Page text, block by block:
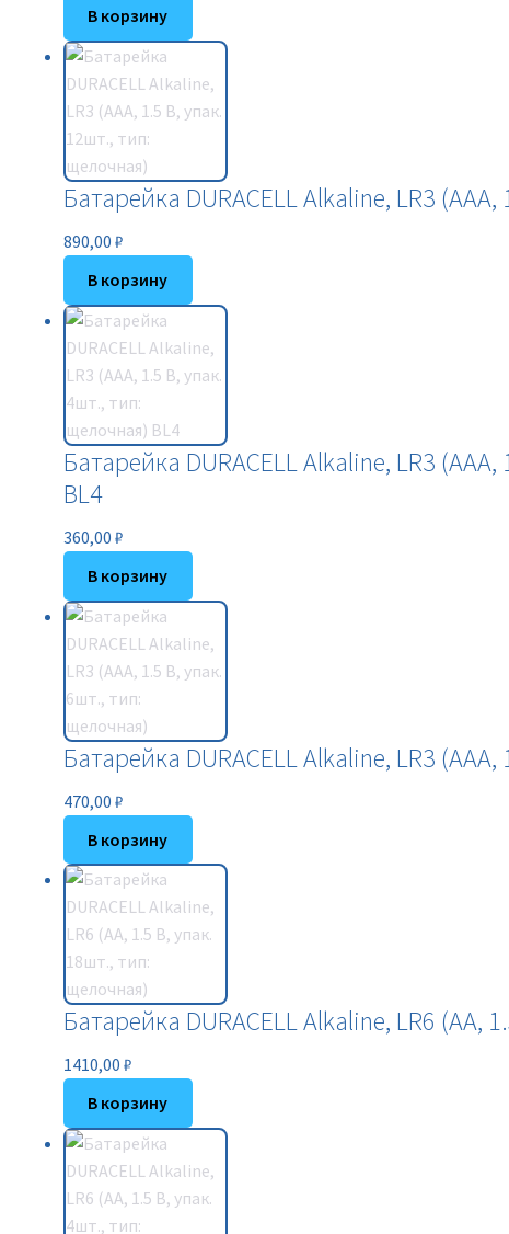
В корзину
Батарейка DURACELL Alkaline, LR3
890,00 ₽
В корзину
Батарейка DURACELL Alkaline, LR3
BL4
360,00 ₽
В корзину
Батарейка DURACELL Alkaline, LR3
470,00 ₽
В корзину
Батарейка DURACELL Alkaline, LR6 (АА,
1410,00 ₽
В корзину